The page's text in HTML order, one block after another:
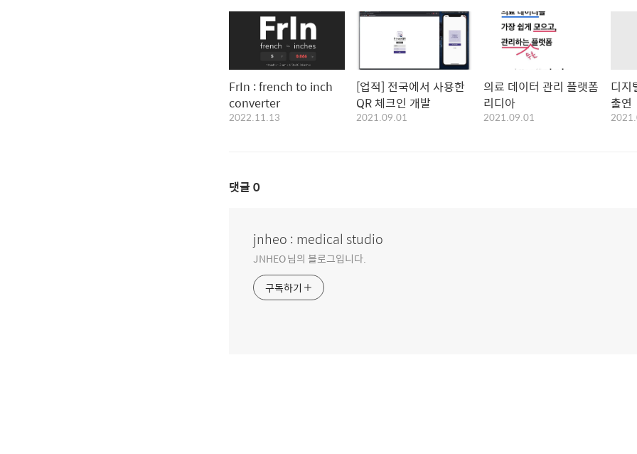
FrIn : french to inch
converter
2022.11.13
[업적] 전국에서 사용한
QR 체크인 개발
2021.09.01
의료 데이터 관리 플랫폼
리디아
2021.09.01
디지
출연
댓글 0
jnheo : medical studio
JNHEO 님의 블로그입니다.
구독하기